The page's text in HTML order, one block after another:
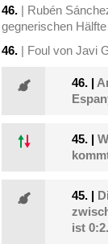
46. | Rubén
gegnerischen
46. | Foul von Javi
46. |
45. |
45. |
ist 0:2.